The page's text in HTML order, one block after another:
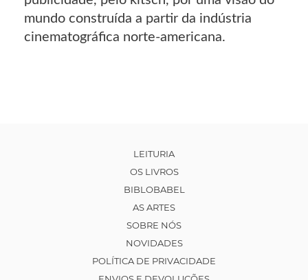
mundo construída a partir da indústria
cinematográfica norte-americana.
LEITURIA
OS LIVROS
BIBLOBABEL
AS ARTES
SOBRE NÓS
NOVIDADES
POLÍTICA DE PRIVACIDADE